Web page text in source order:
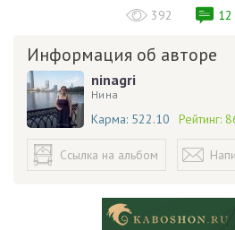
392 12
Информация об авторе
ninagri
Нина
Карма: 522.10 Рейтинг:
Ссылка на альбом